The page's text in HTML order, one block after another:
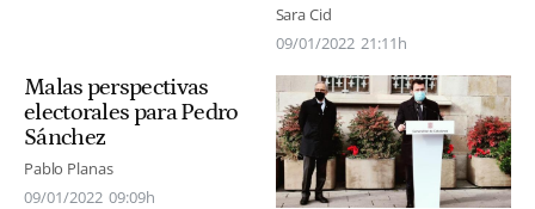
Sara Cid
09/01/2022 21:11h
Malas perspectivas
electorales para Pedro
Sánchez
Pablo Planas
09/01/2022 09:09h